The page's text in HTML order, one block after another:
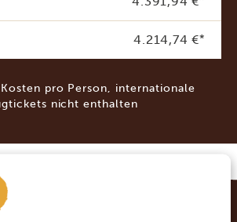
4.214,74 €*
pro Person, internationale
nicht enthalten